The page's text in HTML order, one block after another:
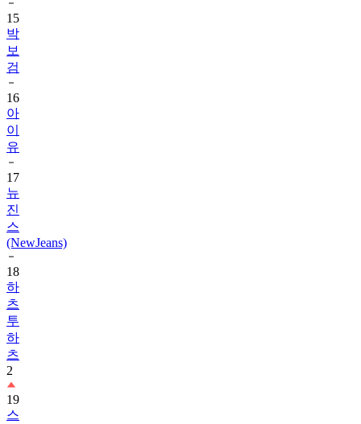
15
박
보
검
16
아
이
유
17
뉴
진
스
(NewJeans)
18
하
츠
투
하
츠
2
19
스